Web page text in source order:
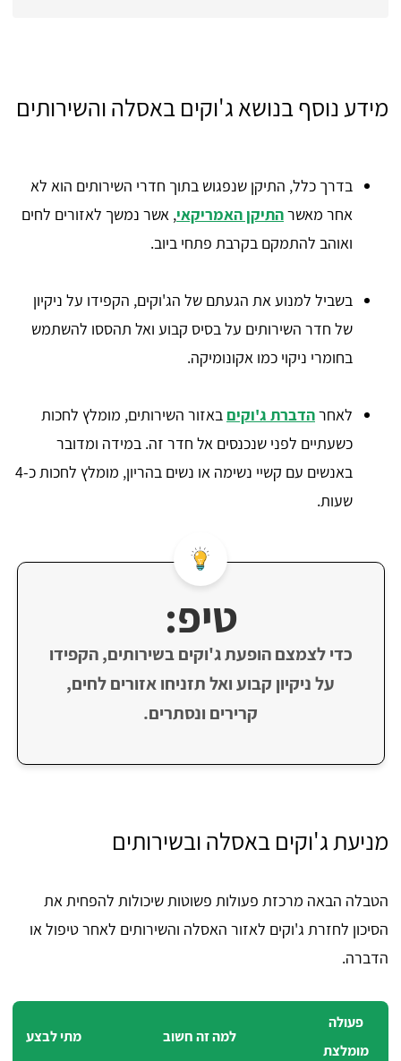
מידע נוסף בנושא ג'וקים באסלה והשירותים
בדרך כלל, התיקן שנפגוש בתוך חדרי השירותים הוא לא
אחר מאשרהתיקן האמריקאי, אשר נמשך לאזורים לחים
ואוהב להתמקם בקרבת פתחי ביוב.
בשביל למנוע את הגעתם של הג'וקים, הקפידו על ניקיון
של חדר השירותים על בסיס קבוע ואל תהססו להשתמש
בחומרי ניקוי כמו אקונומיקה.
לאחרהדברת ג'וקים באזור השירותים, מומלץ לחכות
כשעתיים לפני שנכנסים אל חדר זה. במידה ומדובר
באנשים עם קשיי נשימה או נשים בהריון, מומלץ לחכות כ-4
שעות.
טיפ:
כדי לצמצם הופעת ג'וקים בשירותים, הקפידו
על ניקיון קבוע ואל תזניחו אזורים לחים,
קרירים ונסתרים.
מניעת ג'וקים באסלה ובשירותים
הטבלה הבאה מרכזת פעולות פשוטות שיכולות להפחית את
הסיכון לחזרת ג'וקים לאזור האסלה והשירותים לאחר טיפול או
הדברה.
פעולה
מומלצת
למה זה חשוב מתי לבצע